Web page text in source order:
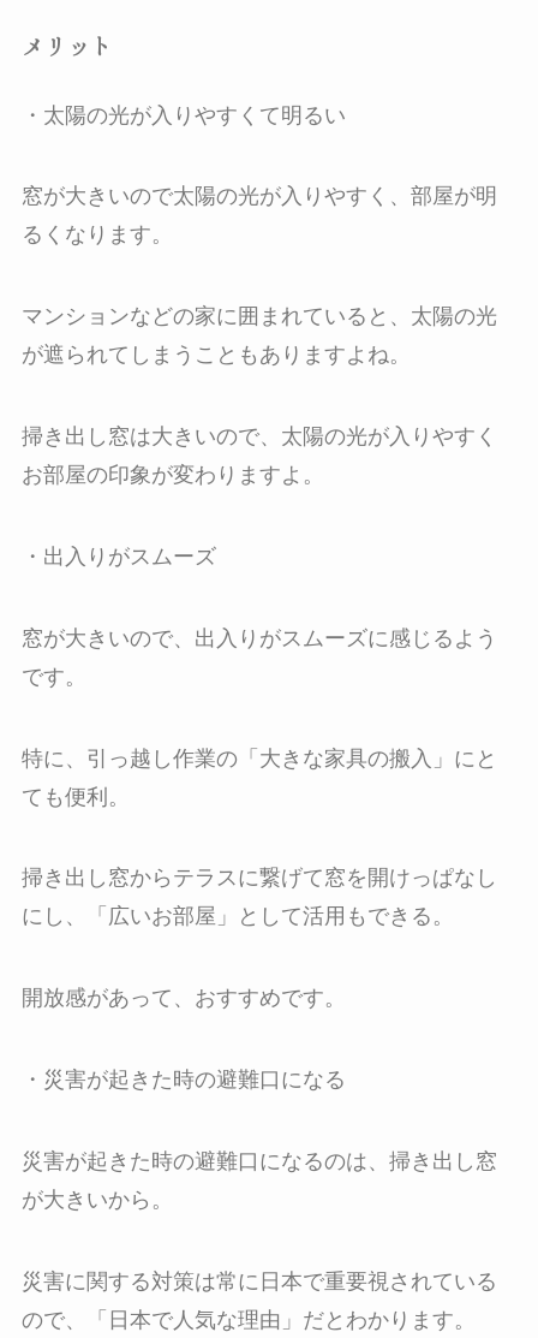
メリット
・太陽の光が入りやすくて明るい
窓が大きいので太陽の光が入りやすく、部屋が明
るくなります。
マンションなどの家に囲まれていると、太陽の光
が遮られてしまうこともありますよね。
掃き出し窓は大きいので、太陽の光が入りやすく
お部屋の印象が変わりますよ。
・出入りがスムーズ
窓が大きいので、出入りがスムーズに感じるよう
です。
特に、引っ越し作業の「大きな家具の搬入」にと
ても便利。
掃き出し窓からテラスに繋げて窓を開けっぱなし
にし、「広いお部屋」として活用もできる。
開放感があって、おすすめです。
・災害が起きた時の避難口になる
災害が起きた時の避難口になるのは、掃き出し窓
が大きいから。
災害に関する対策は常に日本で重要視されている
ので、「日本で人気な理由」だとわかります。